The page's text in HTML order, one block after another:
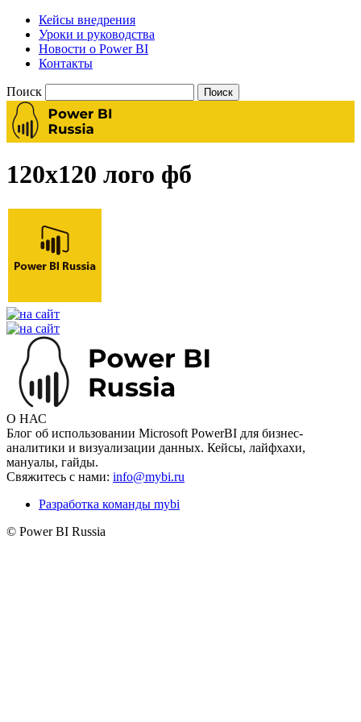
Кейсы внедрения
Уроки и руководства
Новости о Power BI
Контакты
Поиск
120х120 лого фб
О НАС
Блог об использовании Microsoft PowerBI для бизнес-
аналитики и визуализации данных. Кейсы, лайфхахи,
мануалы, гайды.
Свяжитесь с нами: info@mybi.ru
Разработка команды mybi
© Power BI Russia